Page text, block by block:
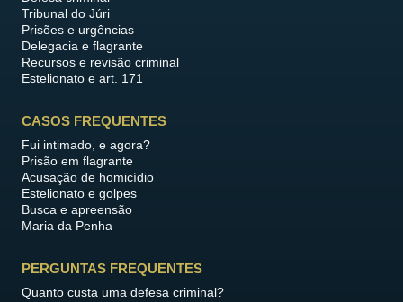
Tribunal do Júri
Prisões e urgências
Delegacia e flagrante
Recursos e revisão criminal
Estelionato e art. 171
CASOS FREQUENTES
Fui intimado, e agora?
Prisão em flagrante
Acusação de homicídio
Estelionato e golpes
Busca e apreensão
Maria da Penha
PERGUNTAS FREQUENTES
Quanto custa uma defesa criminal?